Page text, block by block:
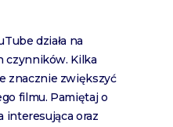
działa na
czynników. Kilka
znacznie zwiększyć
filmu. Pamiętaj o
interesująca oraz